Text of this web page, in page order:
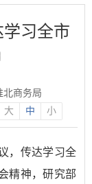
习全市
北商务局
大 中 小
，传达学习全
精神，研究部